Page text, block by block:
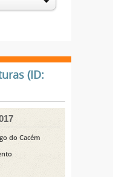
(ID:
do Cacém